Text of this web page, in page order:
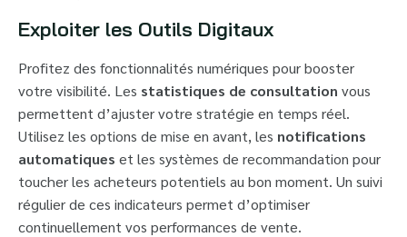
Exploiter les Outils Digitaux
Profitez des fonctionnalités numériques pour booster
votre visibilité. Les statistiques de consultation vous
permettent d’ajuster votre stratégie en temps réel.
Utilisez les options de mise en avant, les notifications
automatiques et les systèmes de recommandation pour
toucher les acheteurs potentiels au bon moment. Un suivi
régulier de ces indicateurs permet d’optimiser
continuellement vos performances de vente.